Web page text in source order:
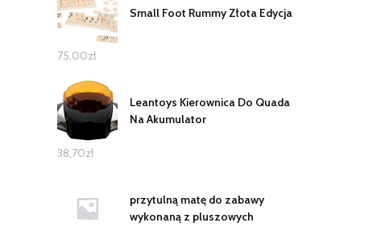
Small Foot Rummy Złota Edycja
75,00zł
Leantoys Kierownica Do Quada
Na Akumulator
38,70zł
przytulną matę do zabawy
wykonaną z pluszowych